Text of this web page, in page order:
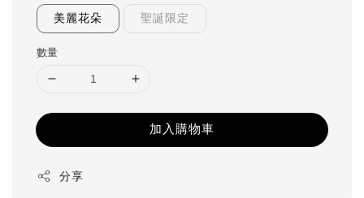
美麗花朵 聖誕限定
數量
加入購物車
分享